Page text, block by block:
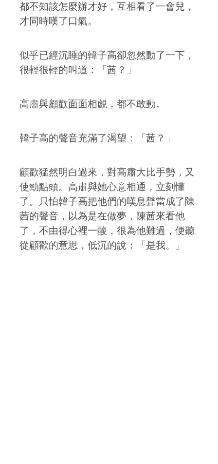
都不知該怎麼辦才好，互相看了一會兒，
才同時嘆了口氣。
似乎已經沉睡的韓子高卻忽然動了一下，
很輕很輕的叫道：「茜？」
高肅與顧歡面面相覷，都不敢動。
韓子高的聲音充滿了渴望：「茜？」
顧歡猛然明白過來，對高肅大比手勢，又
使勁點頭。高肅與她心意相通，立刻懂
了。只怕韓子高把他們的嘆息聲當成了陳
茜的聲音，以為是在做夢，陳茜來看他
了，不由得心裡一酸，很為他難過，便聽
從顧歡的意思，低沉的說：「是我。」